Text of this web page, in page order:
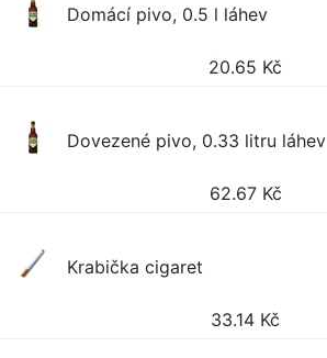
Domácí pivo, 0.5 l láhev
20.65 Kč
Dovezené pivo, 0.33 litru láhev
62.67 Kč
Krabička cigaret
33.14 Kč